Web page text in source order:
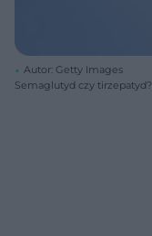
Autor: Getty Images
Semaglutyd czy